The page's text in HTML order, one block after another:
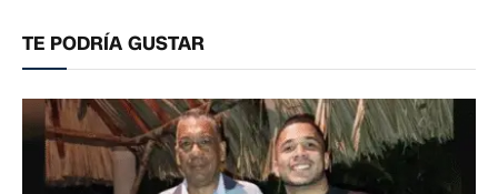
TE PODRÍA GUSTAR